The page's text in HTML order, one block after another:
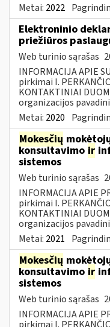
Metai: 2022
Elektroninio
priežiūros
Web turinio sąrašas
INFORMACIJA APIE
pirkimai I.
KONTAKTINIAI
organizacijos
Metai: 2020
Mokesčių
konsultavimo ir
sistemos
Web turinio sąrašas
INFORMACIJA APIE
pirkimai I.
KONTAKTINIAI
organizacijos
Metai: 2021
Mokesčių
konsultavimo ir
sistemos
Web turinio sąrašas
INFORMACIJA APIE
pirkimai I.